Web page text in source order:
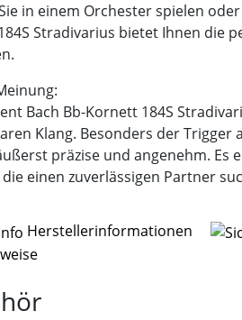
in einem Orchester spielen
Stradivarius bietet Ihnen die
Bach Bb-Kornett 184S
Klang. Besonders der
präzise und angenehm.
einen zuverlässigen Partner
Herstellerinformationen